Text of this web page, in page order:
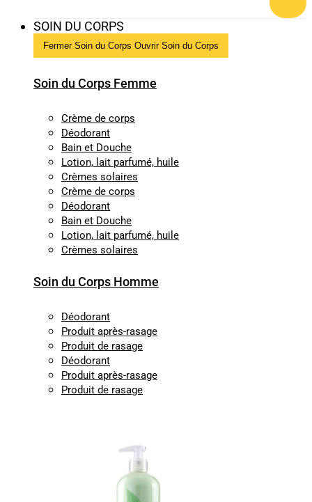
SOIN DU CORPS
Fermer Soin du Corps Ouvrir Soin du Corps
Soin du Corps Femme
Crème de corps
Déodorant
Bain et Douche
Lotion, lait parfumé, huile
Crèmes solaires
Crème de corps
Déodorant
Bain et Douche
Lotion, lait parfumé, huile
Crèmes solaires
Soin du Corps Homme
Déodorant
Produit après-rasage
Produit de rasage
Déodorant
Produit après-rasage
Produit de rasage